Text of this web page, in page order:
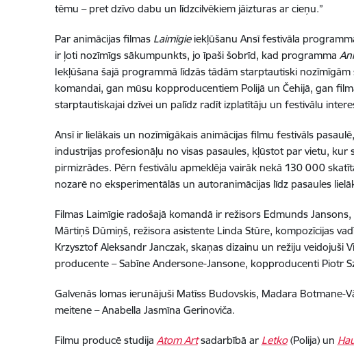
tēmu – pret dzīvo dabu un līdzcilvēkiem jāizturas ar cieņu.”
Par animācijas filmas Laimīgieiekļūšanu Ansī festivāla
ir ļoti nozīmīgs sākumpunkts, jo īpaši šobrīd, kad programma
Iekļūšana šajā programmā līdzās tādām starptautiski
komandai, gan mūsu kopproducentiem Polijā un Čehijā, gan
starptautiskajai dzīvei un palīdz radīt izplatītāju un festivālu
Ansī ir lielākais un nozīmīgākais animācijas filmu festivāls
industrijas profesionāļu no visas pasaules, kļūstot par vietu,
pirmizrādes. Pērn festivālu apmeklēja vairāk nekā 130 000
nozarē no eksperimentālās un autoranimācijas līdz pasaules
Filmas Laimīgie radošajā komandā ir režisors Edmunds
Mārtiņš Dūmiņš, režisora asistente Linda Stūre, kompozīcijas
Krzysztof Aleksandr Janczak, skaņas dizainu un režiju veidojuši
producente – Sabīne Andersone-Jansone, kopproducenti Piotr
Galvenās lomas ierunājuši Matīss Budovskis, Madara Botmane-
meitene – Anabella Jasmīna Gerinoviča.
Filmu producē studija Atom Art sadarbībā ar Letko(Polija) un